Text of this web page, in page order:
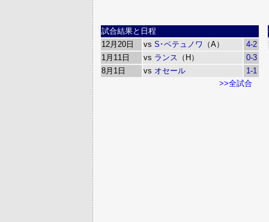
試合結果と日程
12月20日
vs S･ベテュノワ （A）
4-2
1月11日
vs ランス （H）
0-3
8月1日
vs オセール
1-1
>>全試合